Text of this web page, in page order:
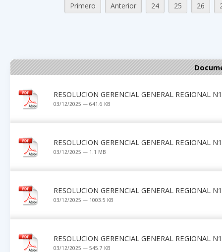
Primero Anterior 24 25 26
RESOLUCION GERENCIAL GENERAL REGIONAL
03/12/2025 — 641.6 KB
RESOLUCION GERENCIAL GENERAL REGIONAL
03/12/2025 — 1.1 MB
RESOLUCION GERENCIAL GENERAL REGIONAL
03/12/2025 — 1003.5 KB
RESOLUCION GERENCIAL GENERAL REGIONAL
03/12/2025 — 545.7 KB